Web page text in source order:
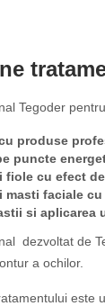
Tegoder
produse
puncte
fiole cu efect
masti faciale
si aplicarea
dezvoltat de
a ochilor.
este